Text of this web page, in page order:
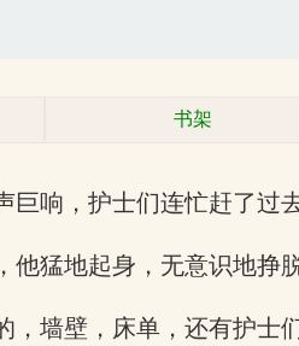
书架
巨响，护士们连忙赶了过去
他猛地起身，无意识地挣
，墙壁，床单，还有护士